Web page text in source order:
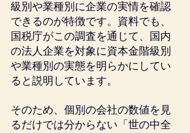
級別や業種別に企業の実情を確認
できるのが特徴です。資料でも、
国税庁がこの調査を通じて、国内
の法人企業を対象に資本金階級別
や業種別の実態を明らかにしてい
ると説明しています。
そのため、個別の会社の数値を見
るだけでは分からない「世の中全